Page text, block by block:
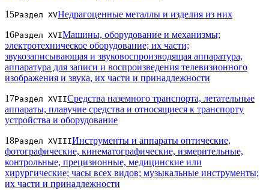
15Раздел XVНедрагоценные металлы и изделия из них
16Раздел XVIМашины, оборудование и механизмы;
электротехническое оборудование; их части;
звукозаписывающая и звуковоспроизводящая аппаратура,
аппаратура для записи и воспроизведения телевизионного
изображения и звука, их части и принадлежности
17Раздел XVIIСредства наземного транспорта, летательные
аппараты, плавучие средства и относящиеся к транспорту
устройства и оборудование
18Раздел XVIIIИнструменты и аппараты оптические,
фотографические, кинематографические, измерительные,
контрольные, прецизионные, медицинские или
хирургические; часы всех видов; музыкальные инструменты;
их части и принадлежности